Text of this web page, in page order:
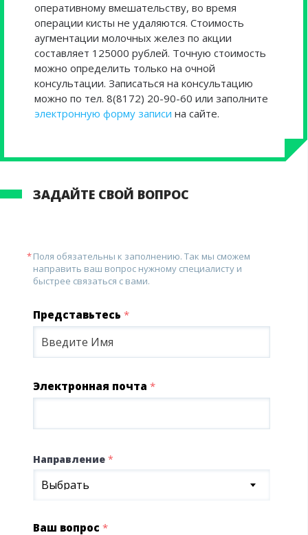
оперативному вмешательству, во время
операции кисты не удаляются. Стоимость
аугментации молочных желез по акции
составляет 125000 рублей. Точную стоимость
можно определить только на очной
консультации. Записаться на консультацию
можно по тел. 8(8172) 20-90-60 или заполните
электронную форму записи на сайте.
ЗАДАЙТЕ СВОЙ ВОПРОС
Поля обязательны к заполнению. Так мы сможем
направить ваш вопрос нужному специалисту и
быстрее связаться с вами.
Представьтесь *
Электронная почта *
Направление *
Выбрать
Ваш вопрос *